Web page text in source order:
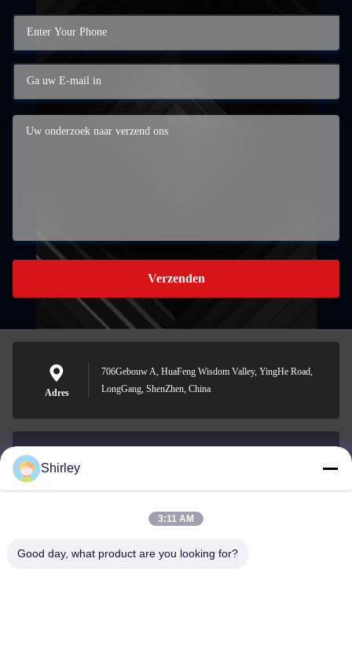
Verzenden
Adres
706Gebouw A, HuaFeng Wisdom Valley, YingHe Road,
LongGang, ShenZhen, China
0086-18148506772
Shirley
3:11 AM
Good day, what product are you looking for?